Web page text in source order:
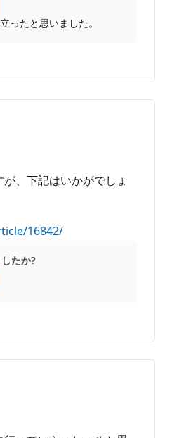
ったと思いました。
、下記はいかがでしょ
16842/
たか?